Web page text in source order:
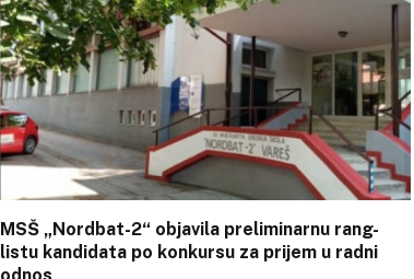
MSŠ „Nordbat-2“ objavila preliminarnu rang-
listu kandidata po konkursu za prijem u radni